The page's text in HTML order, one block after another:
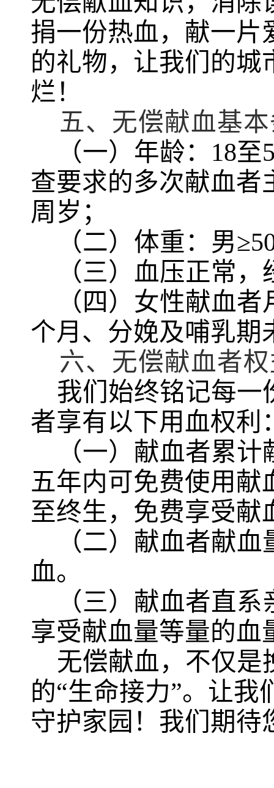
捐一份热血，献一片
的礼物，让我们的城
烂！
五、 无偿献血基
（一）年龄： 18至
查要求的多次献血者
周岁；
（二）体重：男
（三）血压正常
（四）女性献血
个月、分娩及哺乳期
六、无偿献血者
我们始终铭记每一
者享有以下用血权利
（一）献血者累
五年内可免费使用献
至终生，免费享受献
（二） 献血者献血
血。
（三）献血者直
享受献血量等量的血
无偿献血，不仅是
的“生命接力”。让我
守护家园！我们期待